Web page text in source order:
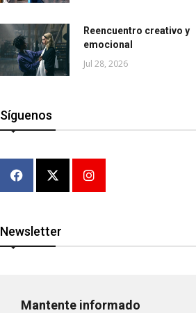
Reencuentro creativo y
emocional
Jul 28, 2026
Síguenos
Newsletter
Mantente informado